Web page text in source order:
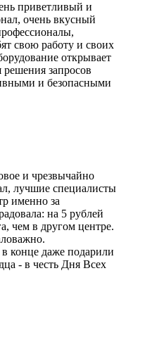
приветливый и
очень вкусный
свою работу и своих
открывает
запросов
и безопасными
и чрезвычайно
лучшие специалисты
именно за
на 5 рублей
чем в другом центре.
конце даже подарили
- в честь Дня Всех